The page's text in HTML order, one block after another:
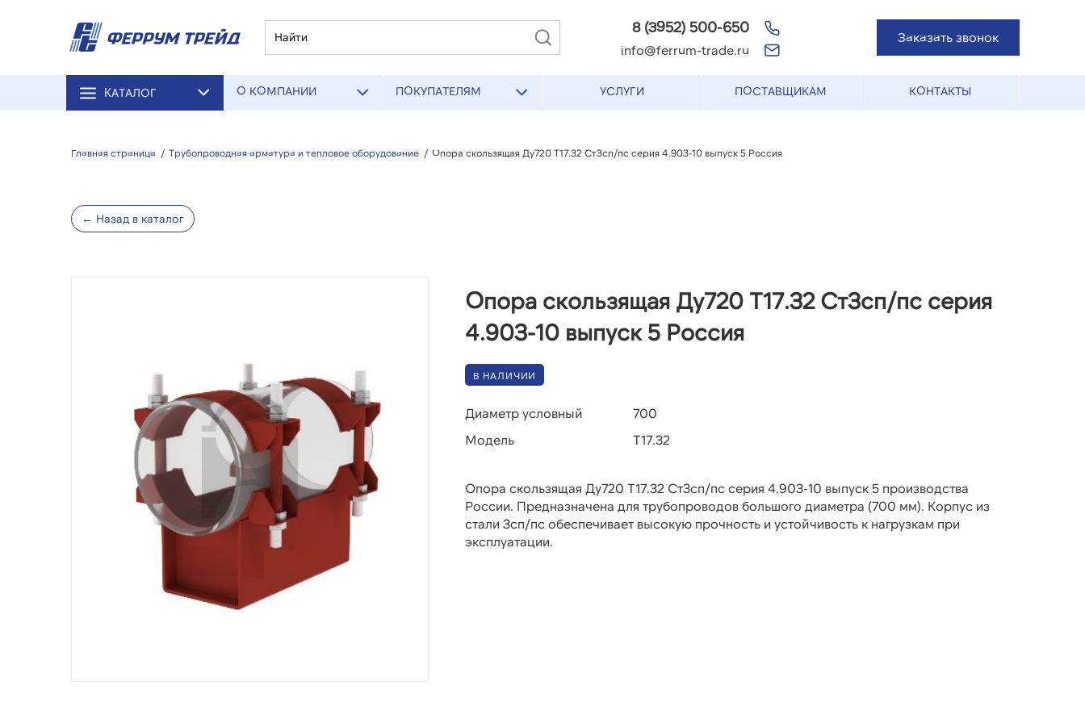
8 (3952) 500-650
info@ferrum-trade.ru
Заказать звонок
КАТАЛОГ О КОМПАНИИ ПОКУПАТЕЛЯМ УСЛУГИ ПОСТАВЩИКАМ КОНТАКТЫ
Главная страница / Трубопроводная арматура и тепловое оборудование / Опора скользящая Ду720 Т17.32 Ст3сп/пс серия 4.903-10 выпуск 5 Россия
← Назад в каталог
Опора скользящая Ду720 Т17.32 Ст3сп/пс серия
4.903-10 выпуск 5 Россия
В НАЛИЧИИ
Диаметр условный
700
Модель
Т17.32
Опора скользящая Ду720 Т17.32 Ст3сп/пс серия 4.903-10 выпуск 5 производства
России. Предназначена для трубопроводов большого диаметра (700 мм). Корпус из
стали 3сп/пс обеспечивает высокую прочность и устойчивость к нагрузкам при
эксплуатации.